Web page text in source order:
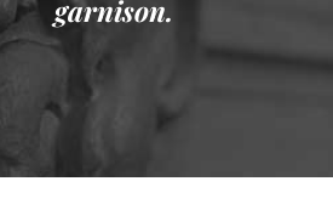
garnison.